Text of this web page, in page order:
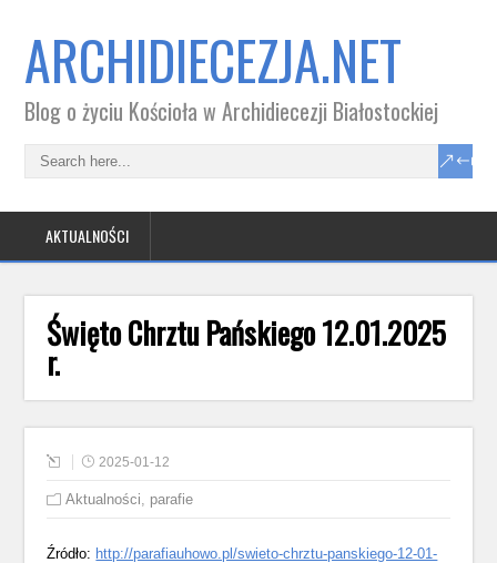
ARCHIDIECEZJA.NET
Blog o życiu Kościoła w Archidiecezji Białostockiej
AKTUALNOŚCI
Święto Chrztu Pańskiego 12.01.2025
r.
2025-01-12
Aktualności, parafie
Źródło: http://parafiauhowo.pl/swieto-chrztu-panskiego-12-01-